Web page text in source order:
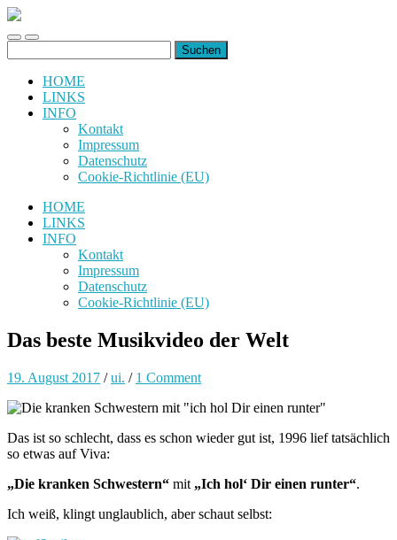
uiuiuiuiuiuiui.de
Toggle
mobile
Toggle
search
nach:
HOME
LINKS
INFO
Kontakt
Impressum
Datenschutz
Cookie-Richtlinie (EU)
HOME
LINKS
INFO
Kontakt
Impressum
Datenschutz
Cookie-Richtlinie (EU)
Das beste Musikvideo der Welt
19. August 2017 /ui. / 1 Comment
Das ist so schlecht, dass es schon wieder gut ist, 1996 lief tatsächlich
so etwas auf Viva:
„Die kranken Schwestern“ mit „Ich hol‘ Dir einen runter“.
Ich weiß, klingt unglaublich, aber schaut selbst: